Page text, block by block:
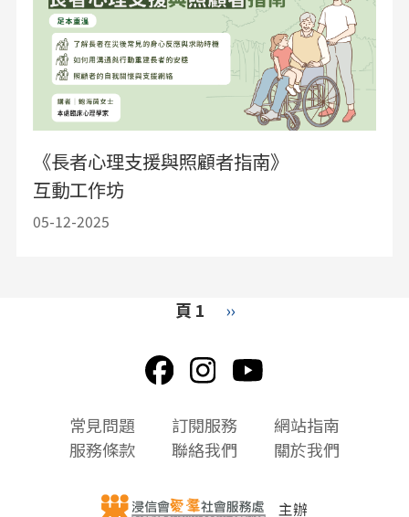
《長者心理支援與照顧者指南》
互動工作坊
05-12-2025
頁 1
下
頁
››
常見問題 訂閱服務
網站指南
服務條款
聯絡我們 關於我們
主辦